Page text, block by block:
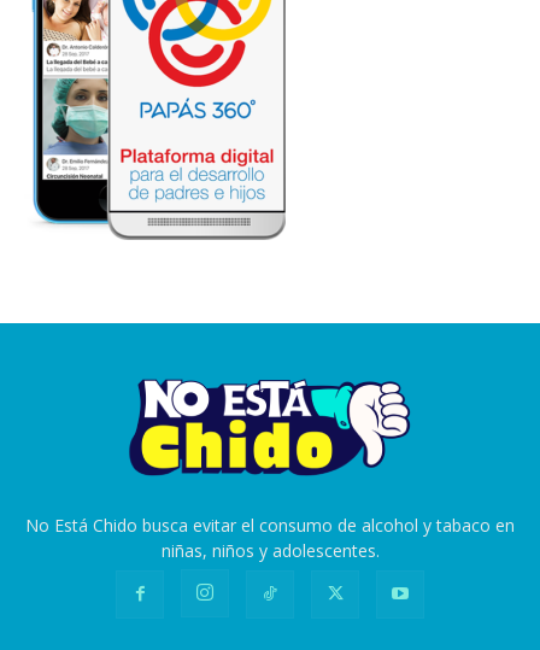
No Está Chido busca evitar el consumo de alcohol y tabaco en
niñas, niños y adolescentes.